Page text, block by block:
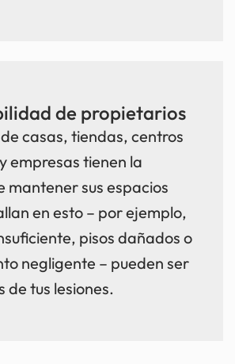
de propietarios
casas, tiendas, centros
empresas tienen la
mantener sus espacios
en esto – por ejemplo,
pisos dañados o
negligente – pueden ser
de tus lesiones.